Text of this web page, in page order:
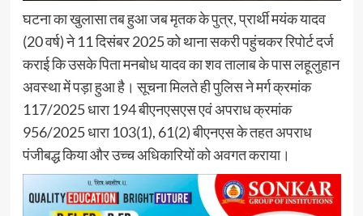
घटना का खुलासा तब हुआ जब मृतक के पुत्र, प्रार्थी मयंक यादव
(20 वर्ष) ने 11 दिसंबर 2025 को थाना सकरी पहुंचकर रिपोर्ट दर्ज
कराई कि उसके पिता मनबोध यादव का शव तालाब के पास लहूलुहान
अवस्था में पड़ा हुआ है। सूचना मिलते ही पुलिस ने मर्ग क्रमांक
117/2025 धारा 194 बीएनएसएस एवं अपराध क्रमांक
956/2025 धारा 103(1), 61(2) बीएनएस के तहत अपराध
पंजीबद्ध किया और उच्च अधिकारियों को अवगत कराया।